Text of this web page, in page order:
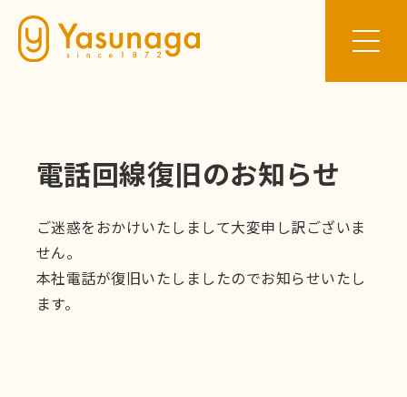
電話回線復旧のお知らせ
ご迷惑をおかけいたしまして大変申し訳ございま
せん。
本社電話が復旧いたしましたのでお知らせいたし
ます。